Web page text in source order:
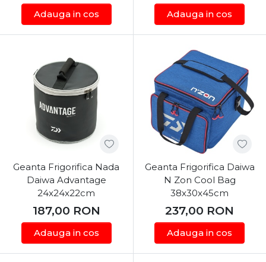
Adauga in cos Adauga in cos
Geanta Frigorifica Nada
Daiwa Advantage
24x24x22cm
187,00 RON
Adauga in cos
Geanta Frigorifica Daiwa
N Zon Cool Bag
38x30x45cm
237,00 RON
Adauga in cos